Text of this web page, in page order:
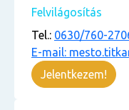
Felvilágosítás
Tel.: 0630/760-
E-mail:
Jelentkezem!